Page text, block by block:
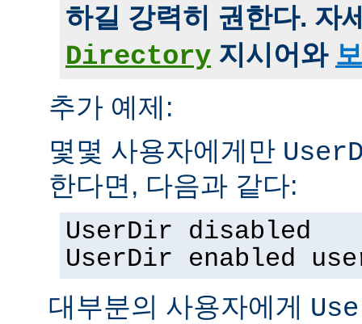
하길 강력히 권한다. 자
Directory 지시어와
추가 예제:
몇몇 사용자에게만
한다면, 다음과 같다:
UserDir disabled
UserDir enabled
대부분의 사용자에게